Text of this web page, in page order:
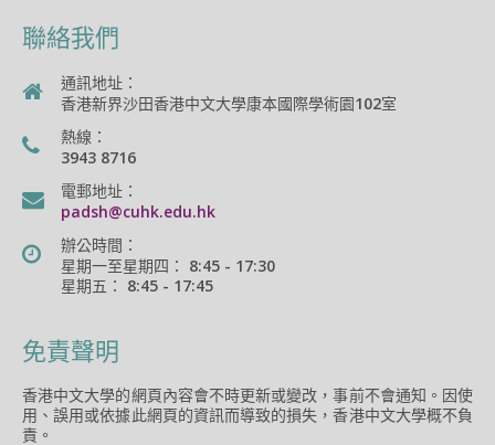
聯絡我們
通訊地址：
香港新界沙田香港中文大學康本國際學術園102室
熱線：
3943 8716
電郵地址：
padsh@cuhk.edu.hk
辦公時間：
星期一至星期四： 8:45 - 17:30
星期五： 8:45 - 17:45
免責聲明
香港中文大學的網頁內容會不時更新或變改，事前不會通知。因使
用、誤用或依據此網頁的資訊而導致的損失，香港中文大學概不負
責。